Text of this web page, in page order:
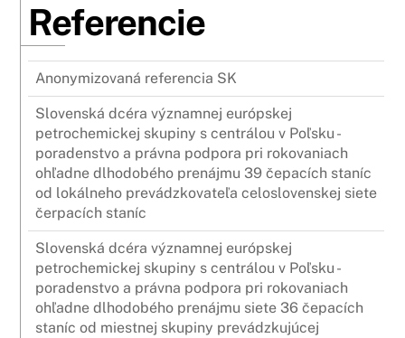
Referencie
Anonymizovaná referencia SK
Slovenská dcéra významnej európskej
petrochemickej skupiny s centrálou v Poľsku -
poradenstvo a právna podpora pri rokovaniach
ohľadne dlhodobého prenájmu 39 čepacích staníc
od lokálneho prevádzkovateľa celoslovenskej siete
čerpacích staníc
Slovenská dcéra významnej európskej
petrochemickej skupiny s centrálou v Poľsku -
poradenstvo a právna podpora pri rokovaniach
ohľadne dlhodobého prenájmu siete 36 čepacích
staníc od miestnej skupiny prevádzkujúcej